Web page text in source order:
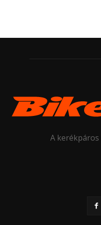
A kerékpáros